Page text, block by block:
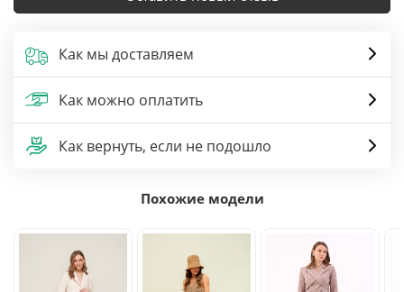
Как мы доставляем
Как можно оплатить
Как вернуть, если не подошло
Похожие модели